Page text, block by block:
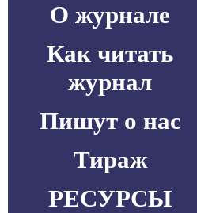
О журнале
Как читать
журнал
Пишут о нас
Тираж
РЕСУРСЫ